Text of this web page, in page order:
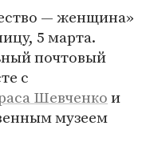
— женщина»
5 марта.
почтовый
с
Шевченкои
музеем